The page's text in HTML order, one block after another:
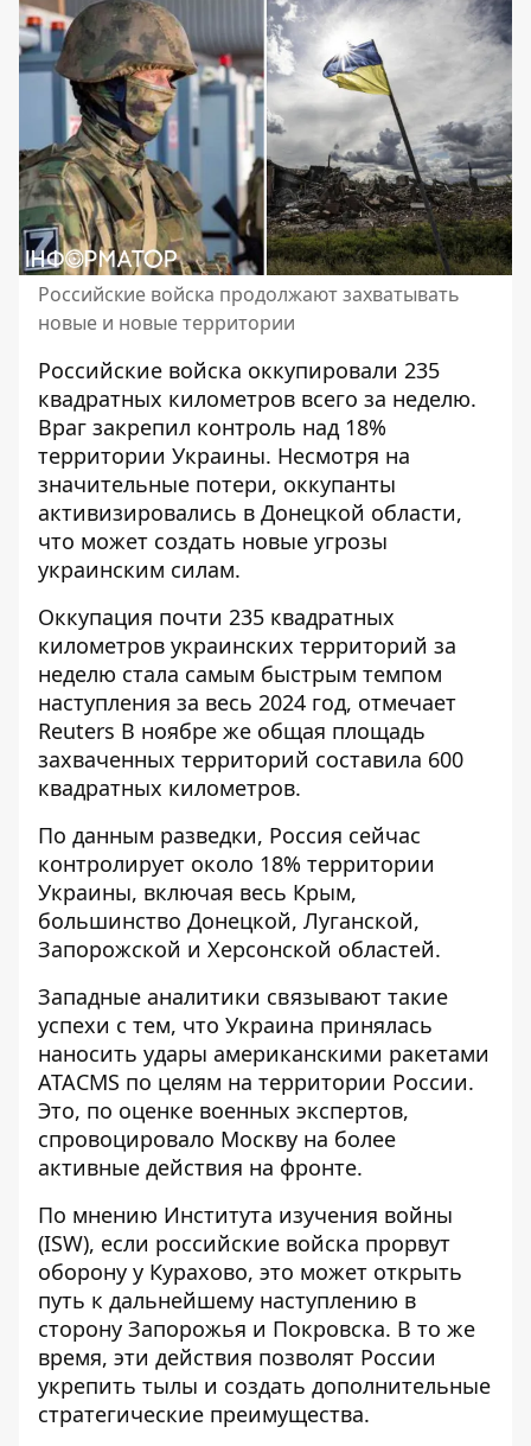
Российские войска продолжают захватывать
новые и новые территории
Российские войска оккупировали 235
квадратных километров всего за неделю.
Враг закрепил контроль над 18%
территории Украины. Несмотря на
значительные потери, оккупанты
активизировались в Донецкой области,
что может создать новые угрозы
украинским силам.
Оккупация почти 235 квадратных
километров украинских территорий за
неделю стала самым быстрым темпом
наступления за весь 2024 год, отмечает
Reuters В ноябре же общая площадь
захваченных территорий составила 600
квадратных километров.
По данным разведки, Россия сейчас
контролирует около 18% территории
Украины, включая весь Крым,
большинство Донецкой, Луганской,
Запорожской и Херсонской областей.
Западные аналитики связывают такие
успехи с тем, что Украина принялась
наносить удары американскими ракетами
ATACMS по целям на территории России.
Это, по оценке военных экспертов,
спровоцировало Москву на более
активные действия на фронте.
По мнению Института изучения войны
(ISW), если российские войска прорвут
оборону у Курахово, это может открыть
путь к дальнейшему наступлению в
сторону Запорожья и Покровска. В то же
время, эти действия позволят России
укрепить тылы и создать дополнительные
стратегические преимущества.